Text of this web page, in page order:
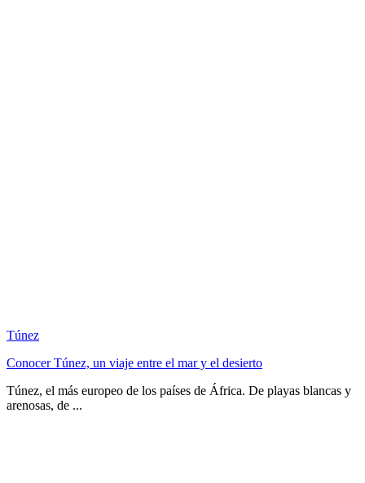
Túnez
Conocer Túnez, un viaje entre el mar y el desierto
Túnez, el más europeo de los países de África. De playas blancas y
arenosas, de ...